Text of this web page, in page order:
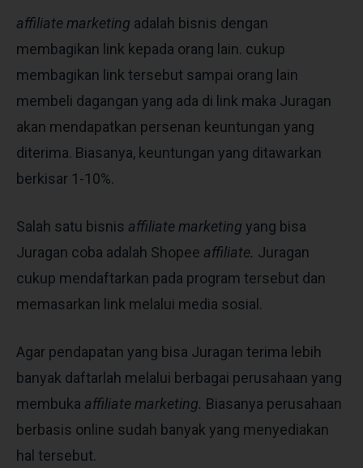
affiliate marketing adalah bisnis dengan
membagikan link kepada orang lain. cukup
membagikan link tersebut sampai orang lain
membeli dagangan yang ada di link maka Juragan
akan mendapatkan persenan keuntungan yang
diterima. Biasanya, keuntungan yang ditawarkan
berkisar 1-10%.
Salah satu bisnis affiliate marketing yang bisa
Juragan coba adalah Shopee affiliate. Juragan
cukup mendaftarkan pada program tersebut dan
memasarkan link melalui media sosial.
Agar pendapatan yang bisa Juragan terima lebih
banyak daftarlah melalui berbagai perusahaan yang
membuka affiliate marketing. Biasanya perusahaan
berbasis online sudah banyak yang menyediakan
hal tersebut.